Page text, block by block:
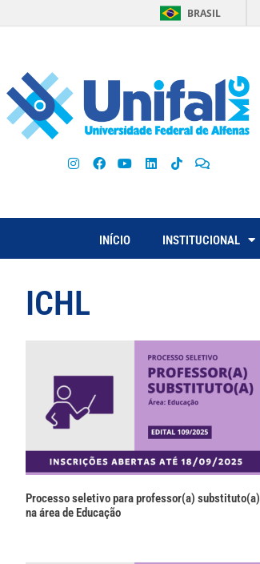
BRASIL
INÍCIO INSTITUCIONAL
ICHL
Processo seletivo para professor(a) substituto(a)
na área de Educação